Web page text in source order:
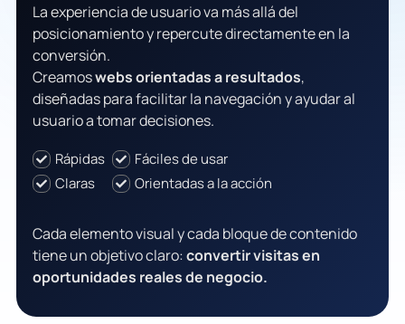
La experiencia de usuario va más allá del
posicionamiento y repercute directamente en la
conversión.
Creamoswebs orientadas a resultados,
diseñadas para facilitar la navegación y ayudar al
usuario a tomar decisiones.
Rápidas
Claras
Fáciles de usar
Orientadas a la acción
Cada elemento visual y cada bloque de contenido
tiene un objetivo claro:convertir visitas en
oportunidades reales de negocio.